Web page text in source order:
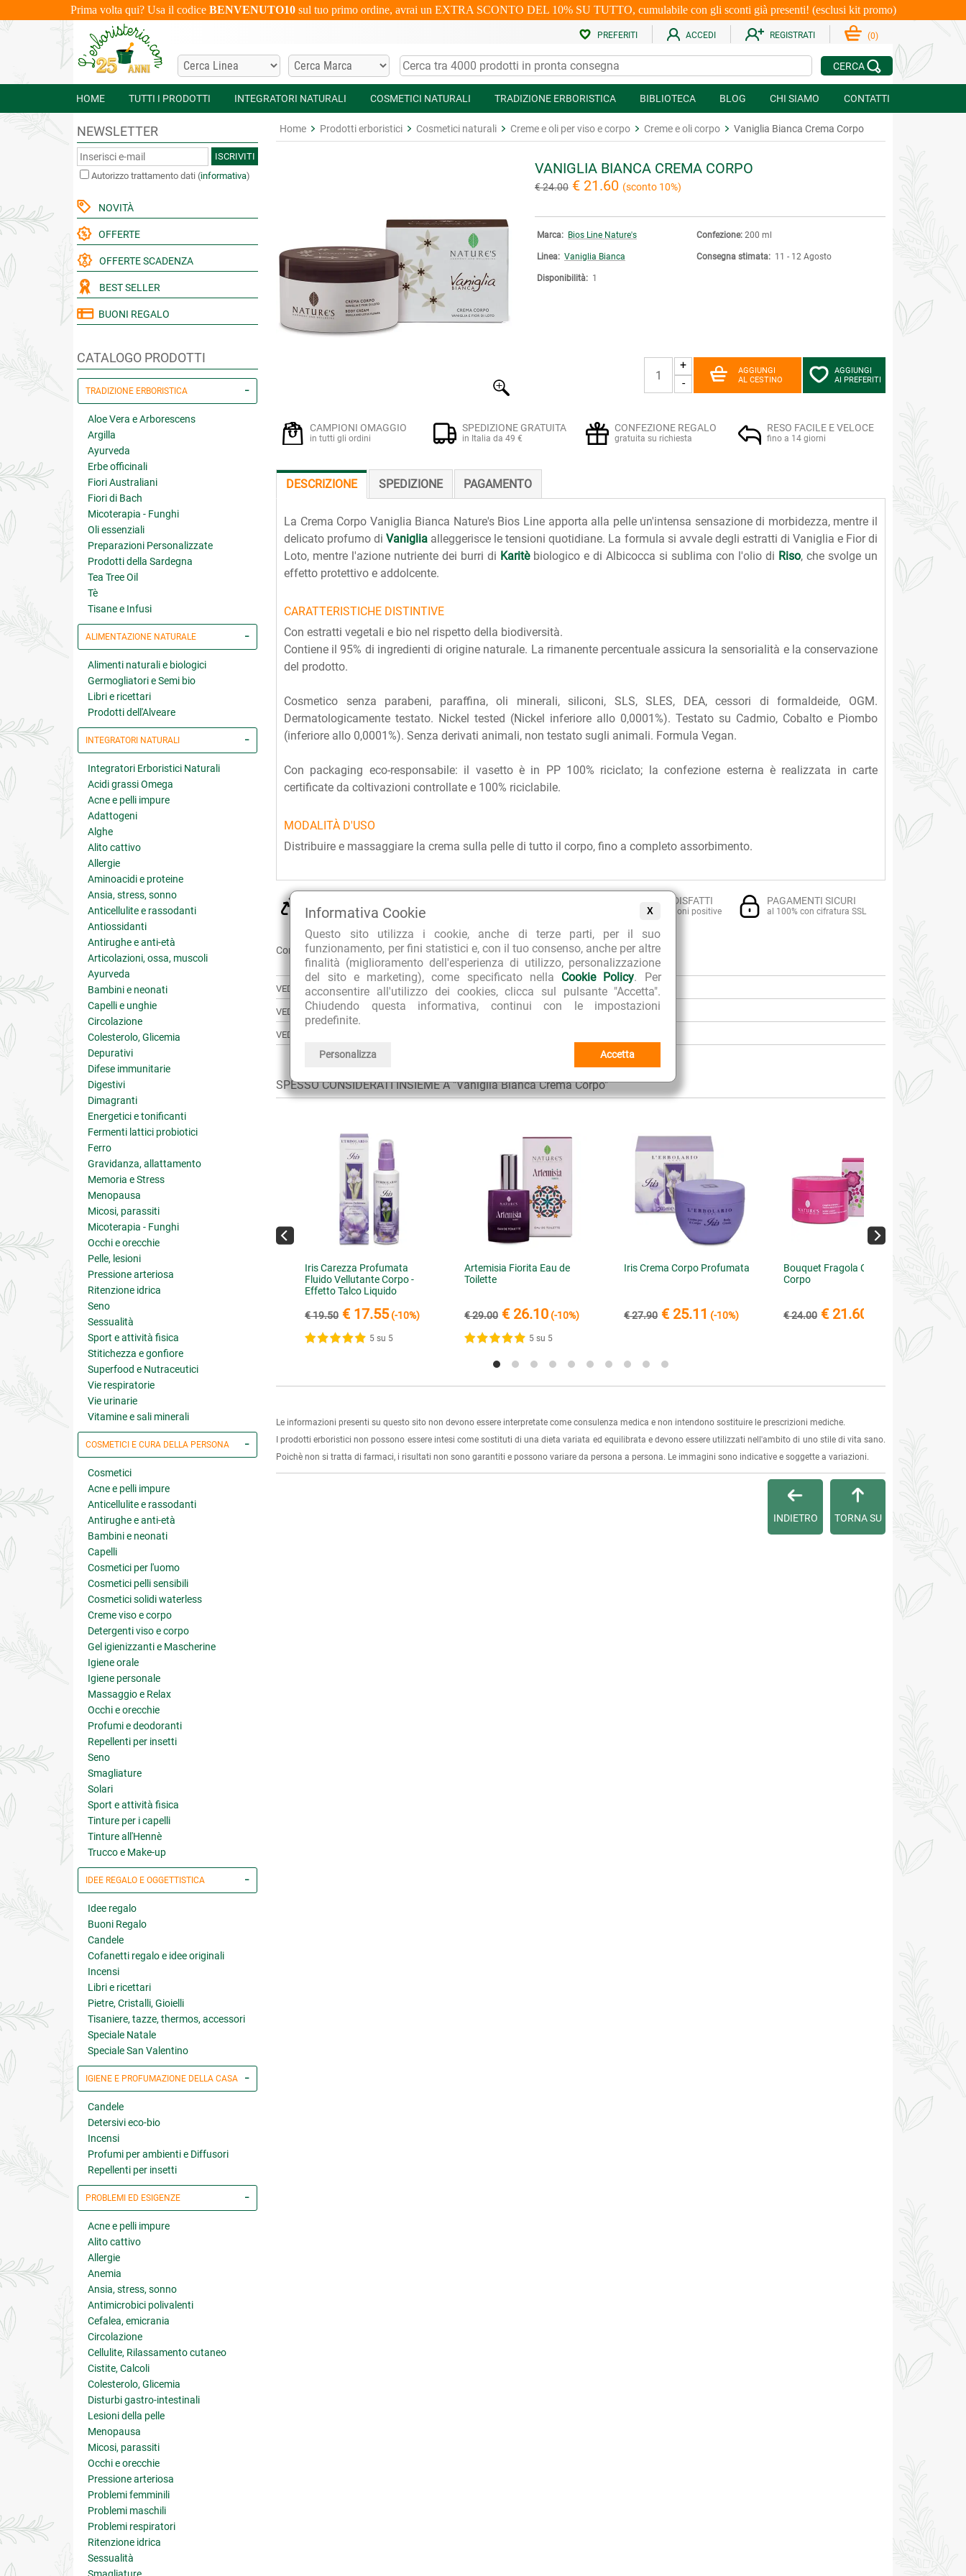
X
Informativa Cookie
Questo sito utilizza i cookie, anche di terze parti, per il suo
funzionamento, per fini statistici e, con il tuo consenso, anche per altre
finalità (miglioramento dell'esperienza di utilizzo, personalizzazione
del sito e marketing), come specificato nella Cookie Policy. Per
acconsentire all'utilizzo dei cookies, clicca sul pulsante "Accetta".
Chiudendo questa informativa, continui con le impostazioni
predefinite.
Personalizza Accetta
Prima volta qui? Usa il codice BENVENUTO10sul tuo primo ordine, avrai un EXTRA SCONTO DEL 10% SU TUTTO, cumulabile con gli sconti già presenti! (esclusi kit promo)
PREFERITI ACCEDI REGISTRATI (0)
CERCA
HOME TUTTI I PRODOTTI INTEGRATORI NATURALI COSMETICI NATURALI TRADIZIONE ERBORISTICA BIBLIOTECA BLOG CHI SIAMO CONTATTI
NEWSLETTER
ISCRIVITI
Autorizzo trattamento dati (informativa)
NOVITÀ
OFFERTE
OFFERTE SCADENZA
BEST SELLER
BUONI REGALO
CATALOGO PRODOTTI
TRADIZIONE ERBORISTICA
Aloe Vera e Arborescens
Argilla
Ayurveda
Erbe officinali
Fiori Australiani
Fiori di Bach
Micoterapia - Funghi
Oli essenziali
Preparazioni Personalizzate
Prodotti della Sardegna
Tea Tree Oil
Tè
Tisane e Infusi
ALIMENTAZIONE NATURALE
Alimenti naturali e biologici
Germogliatori e Semi bio
Libri e ricettari
Prodotti dell'Alveare
INTEGRATORI NATURALI
Integratori Erboristici Naturali
Acidi grassi Omega
Acne e pelli impure
Adattogeni
Alghe
Alito cattivo
Allergie
Aminoacidi e proteine
Ansia, stress, sonno
Anticellulite e rassodanti
Antiossidanti
Antirughe e anti-età
Articolazioni, ossa, muscoli
Ayurveda
Bambini e neonati
Capelli e unghie
Circolazione
Colesterolo, Glicemia
Depurativi
Difese immunitarie
Digestivi
Dimagranti
Energetici e tonificanti
Fermenti lattici probiotici
Ferro
Gravidanza, allattamento
Memoria e Stress
Menopausa
Micosi, parassiti
Micoterapia - Funghi
Occhi e orecchie
Pelle, lesioni
Pressione arteriosa
Ritenzione idrica
Seno
Sessualità
Sport e attività fisica
Stitichezza e gonfiore
Superfood e Nutraceutici
Vie respiratorie
Vie urinarie
Vitamine e sali minerali
COSMETICI E CURA DELLA PERSONA
Cosmetici
Acne e pelli impure
Anticellulite e rassodanti
Antirughe e anti-età
Bambini e neonati
Capelli
Cosmetici per l'uomo
Cosmetici pelli sensibili
Cosmetici solidi waterless
Creme viso e corpo
Detergenti viso e corpo
Gel igienizzanti e Mascherine
Igiene orale
Igiene personale
Massaggio e Relax
Occhi e orecchie
Profumi e deodoranti
Repellenti per insetti
Seno
Smagliature
Solari
Sport e attività fisica
Tinture per i capelli
Tinture all'Hennè
Trucco e Make-up
IDEE REGALO E OGGETTISTICA
Idee regalo
Buoni Regalo
Candele
Cofanetti regalo e idee originali
Incensi
Libri e ricettari
Pietre, Cristalli, Gioielli
Tisaniere, tazze, thermos, accessori
Speciale Natale
Speciale San Valentino
IGIENE E PROFUMAZIONE DELLA CASA
Candele
Detersivi eco-bio
Incensi
Profumi per ambienti e Diffusori
Repellenti per insetti
PROBLEMI ED ESIGENZE
Acne e pelli impure
Alito cattivo
Allergie
Anemia
Ansia, stress, sonno
Antimicrobici polivalenti
Cefalea, emicrania
Circolazione
Cellulite, Rilassamento cutaneo
Cistite, Calcoli
Colesterolo, Glicemia
Disturbi gastro-intestinali
Lesioni della pelle
Menopausa
Micosi, parassiti
Occhi e orecchie
Pressione arteriosa
Problemi femminili
Problemi maschili
Problemi respiratori
Ritenzione idrica
Sessualità
Home Prodotti erboristici Cosmetici naturali Creme e oli per viso e corpo Creme e oli corpo Vaniglia Bianca Crema Corpo
VANIGLIA BIANCA CREMA CORPO
€ 24.00 € 21.60 (sconto 10%)
Marca: Bios Line Nature's
Linea: Vaniglia Bianca
Disponibilità: 1
Confezione: 200 ml
Consegna stimata: 11 - 12 Agosto
+
-
AGGIUNGI
AL CESTINO
AGGIUNGI
AI PREFERITI
CAMPIONI OMAGGIO
in tutti gli ordini
SPEDIZIONE GRATUITA
in Italia da 49 €
CONFEZIONE REGALO
gratuita su richiesta
RESO FACILE E VELOCE
fino a 14 giorni
DESCRIZIONE SPEDIZIONE PAGAMENTO
La Crema Corpo Vaniglia Bianca Nature's Bios Line apporta alla pelle un'intensa sensazione di morbidezza, mentre il
delicato profumo diVaniglia alleggerisce le tensioni quotidiane. La formula si avvale degli estratti di Vaniglia e Fior di
Loto, mentre l'azione nutriente dei burri di Karitèbiologico e di Albicocca si sublima con l'olio di Riso, che svolge un
effetto protettivo e addolcente.
CARATTERISTICHE DISTINTIVE
Con estratti vegetali e bio nel rispetto della biodiversità.
Contiene il 95% di ingredienti di origine naturale. La rimanente percentuale assicura la sensorialità e la conservazione
del prodotto.
Cosmetico senza parabeni, paraffina, oli minerali, siliconi, SLS, SLES, DEA, cessori di formaldeide, OGM.
Dermatologicamente testato. Nickel tested (Nickel inferiore allo 0,0001%). Testato su Cadmio, Cobalto e Piombo
(inferiore allo 0,0001%). Senza derivati animali, non testato sugli animali. Formula Vegan.
Con packaging eco-responsabile: il vasetto è in PP 100% riciclato; la confezione esterna è realizzata in carte
certificate da coltivazioni controllate e 100% riciclabile.
MODALITÀ D'USO
Distribuire e massaggiare la crema sulla pelle di tutto il corpo, fino a completo assorbimento.
solo imballaggi riciclati
CLIENTI SODDISFATTI
99.7% di recensioni positive
PAGAMENTI SICURI
al 100% con cifratura SSL
Condividi:
VEDI ANCHE: Creme corpo e oli naturali per il corpo
VEDI TUTTI I PRODOTTI: Bios Line Nature's
VEDI TUTTI I PRODOTTI DELLA LINEA:
SPESSO CONSIDERATI INSIEME A "Vaniglia Bianca Crema Corpo"
Iris Carezza Profumata
Fluido Vellutante Corpo -
Effetto Talco Liquido
€ 19.50 € 17.55(-10%)
5 su 5
Artemisia Fiorita Eau de
Toilette
€ 29.00 € 26.10(-10%)
5 su 5
Iris Crema Corpo Profumata
€ 27.90 € 25.11 (-10%)
Bouquet Fragola Crema
Corpo
€ 24.00 € 21.60
Corpo
Méharées Crema Corpo
Profumata
Le informazioni presenti su questo sito non devono essere interpretate come consulenza medica e non intendono sostituire le prescrizioni mediche.
I prodotti erboristici non possono essere intesi come sostituti di una dieta variata ed equilibrata e devono essere utilizzati nell'ambito di uno stile di vita sano.
Poichè non si tratta di farmaci, i risultati non sono garantiti e possono variare da persona a persona. Le immagini sono indicative e soggette a variazioni.
TORNA SU
INDIETRO